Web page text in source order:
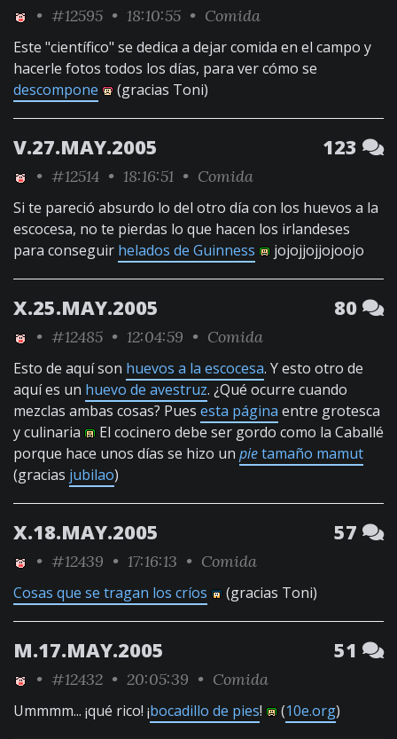
• #12595 • 18:10:55 • Comida
Este "científico" se dedica a dejar comida en el campo y
hacerle fotos todos los días, para ver cómo se
descompone
(gracias Toni)
V.27.MAY.2005 123
• #12514 • 18:16:51 • Comida
Si te pareció absurdo lo del otro día con los huevos a la
escocesa, no te pierdas lo que hacen los irlandeses
para conseguir helados de Guinness jojojjojjojoojo
X.25.MAY.2005 80
• #12485 • 12:04:59 • Comida
Esto de aquí son huevos a la escocesa. Y esto otro de
aquí es un huevo de avestruz. ¿Qué ocurre cuando
mezclas ambas cosas? Pues esta página entre grotesca
y culinaria
El cocinero debe ser gordo como la Caballé
porque hace unos días se hizo un pietamaño mamut
(gracias jubilao)
X.18.MAY.2005 57
• #12439 • 17:16:13 • Comida
Cosas que se tragan los críos (gracias Toni)
M.17.MAY.2005 51
• #12432 • 20:05:39 • Comida
Ummmm... ¡qué rico! ¡bocadillo de pies! (10e.org)